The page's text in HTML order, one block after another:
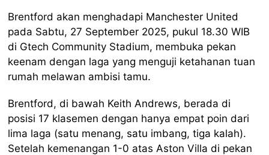
Brentford akan menghadapi Manchester United
pada Sabtu, 27 September 2025, pukul 18.30 WIB
di Gtech Community Stadium, membuka pekan
keenam dengan laga yang menguji ketahanan tuan
rumah melawan ambisi tamu.
Brentford, di bawah Keith Andrews, berada di
posisi 17 klasemen dengan hanya empat poin dari
lima laga (satu menang, satu imbang, tiga kalah).
Setelah kemenangan 1-0 atas Aston Villa di pekan